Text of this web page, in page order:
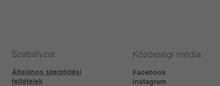
Szabályzat
Általános szerződési
feltételek
Közösségi média
Facebook
Instagram